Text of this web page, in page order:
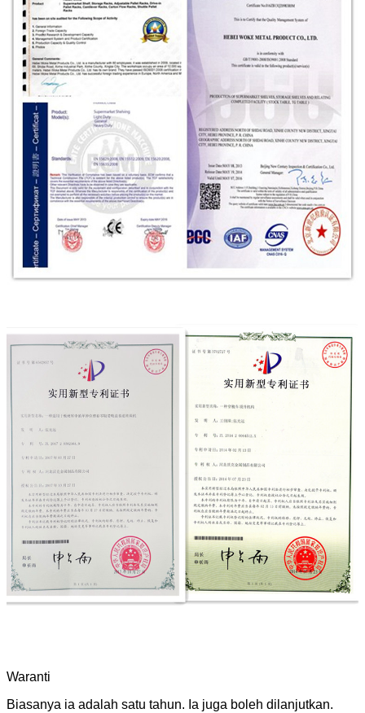
Waranti
Biasanya ia adalah satu tahun. Ia juga boleh dilanjutkan.